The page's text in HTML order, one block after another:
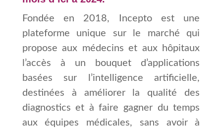
Fondée en 2018, Incepto est une
plateforme unique sur le marché qui
propose aux médecins et aux hôpitaux
l’accès à un bouquet d’applications
basées sur l’intelligence artificielle,
destinées à améliorer la qualité des
diagnostics et à faire gagner du temps
aux équipes médicales, sans avoir à